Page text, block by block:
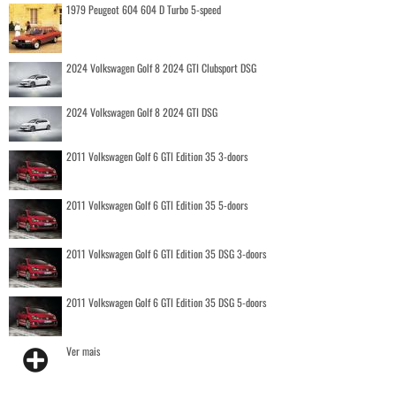
1979 Peugeot 604 604 D Turbo 5-speed
2024 Volkswagen Golf 8 2024 GTI Clubsport DSG
2024 Volkswagen Golf 8 2024 GTI DSG
2011 Volkswagen Golf 6 GTI Edition 35 3-doors
2011 Volkswagen Golf 6 GTI Edition 35 5-doors
2011 Volkswagen Golf 6 GTI Edition 35 DSG 3-doors
2011 Volkswagen Golf 6 GTI Edition 35 DSG 5-doors
Ver mais